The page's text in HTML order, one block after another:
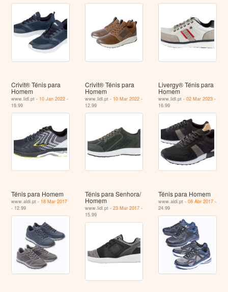
Crivit® Ténis para
Homem
www.lidl.pt - 10 Jan 2022 -
19.99
Crivit® Ténis para
Homem
www.lidl.pt - 10 Mar 2022-
12.99
Livergy® Ténis para
Homem
www.lidl.pt -02 Mar 2023 -
16.99
Ténis para Homem
www.aldi.pt - 18 Mar 2017
- 12.99
Ténis para Senhora/
Homem
www.lidl.pt - 23 Mar 2017-
15.99
Ténis para Homem
www.aldi.pt -08 Abr 2017 -
24.99